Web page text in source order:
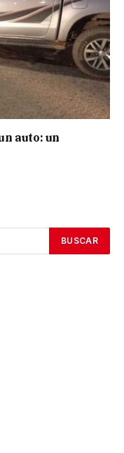
auto: un